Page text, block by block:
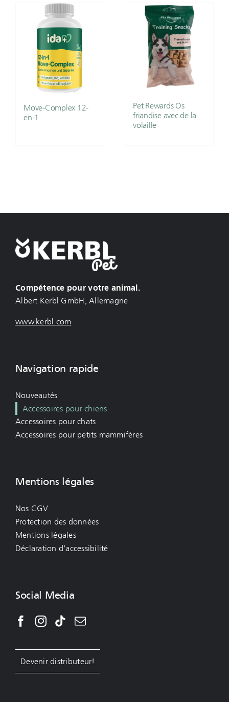
Move-Complex 12-
en-1
Pet Rewards Os
friandise avec de la
volaille
Compétence pour votre animal.
Albert Kerbl GmbH, Allemagne
www.kerbl.com
Navigation rapide
Nouveautés
Accessoires pour chiens
Accessoires pour chats
Accessoires pour petits mammifères
Mentions légales
Nos CGV
Protection des données
Mentions légales
Déclaration d’accessibilité
Social Media
Devenir distributeur!